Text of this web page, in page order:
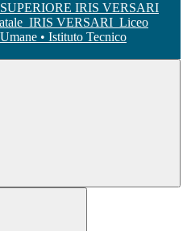
IRIS VERSARI Liceo
• Istituto Tecnico